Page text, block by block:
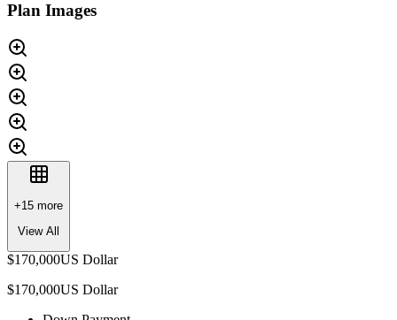
Plan Images
+15 more
View All
$170,000US Dollar
$170,000US Dollar